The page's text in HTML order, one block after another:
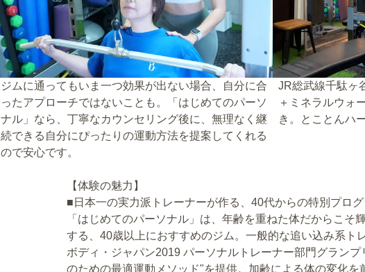
ジムに通ってもいま一つ効果が出ない場合、自分に合
ったアプローチではないことも。「はじめてのパーソ
ナル」なら、丁寧なカウンセリング後に、無理なく継
続できる自分にぴったりの運動方法を提案してくれる
ので安心です。
JR総武線千駄ヶ
＋ミネラルウォ
き。とことんハ
【体験の魅力】
■日本一の実力派トレーナーが作る、40代からの特別プログ
「はじめてのパーソナル」は、年齢を重ねた体だからこそ
する、40歳以上におすすめのジム。一般的な追い込み系ト
ボディ・ジャパン2019 パーソナルトレーナー部門グラン
のための最適運動メソッド"を提供。加齢による体の変化を